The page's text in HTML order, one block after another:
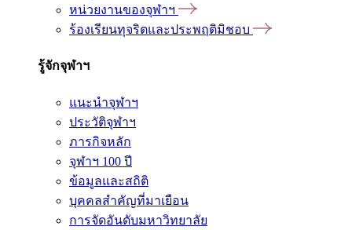
หน่วยงานของจุฬาฯ
ร้องเรียนทุจริตและประพฤติมิชอบ
รู้จักจุฬาฯ
แนะนำจุฬาฯ
ประวัติจุฬาฯ
ภารกิจหลัก
จุฬาฯ 100 ปี
ข้อมูลและสถิติ
บุคคลสำคัญที่มาเยือน
การจัดอันดับมหาวิทยาลัย